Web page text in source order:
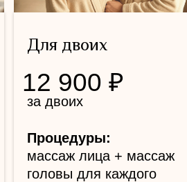
Для двоих
за двоих
Процедуры:
массаж лица + массаж
головы для каждого
12 900 ₽